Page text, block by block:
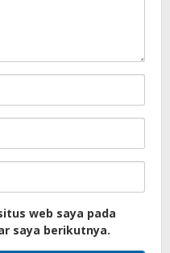
web saya pada
saya berikutnya.